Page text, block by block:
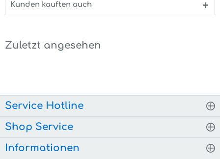
Kunden kauften auch
Zuletzt angesehen
Service Hotline
Shop Service
Informationen